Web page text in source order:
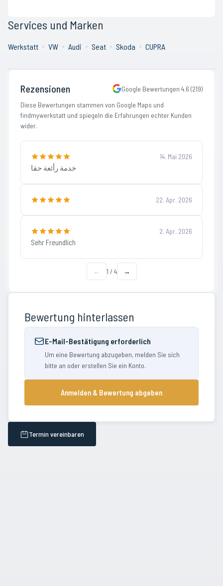
Services und Marken
Werkstatt VW Audi Seat Skoda CUPRA
Rezensionen Google Bewertungen 4.6 (219)
Diese Bewertungen stammen von Google Maps und
findmywerkstatt und spiegeln die Erfahrungen echter Kunden
wider.
14. Mai 2026
خدمة رأئعة حقا
22. Apr. 2026
2. Apr. 2026
Sehr Freundlich
← 1 / 4 →
Bewertung hinterlassen
E-Mail-Bestätigung erforderlich
Um eine Bewertung abzugeben, melden Sie sich
bitte an oder erstellen Sie ein Konto.
Anmelden & Bewertung abgeben
Termin vereinbaren